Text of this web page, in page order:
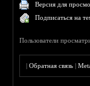
Версия для
Подписаться на
Пользователи
|Обратная связь |